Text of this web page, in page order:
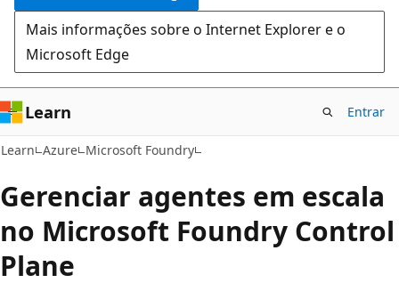
Mais informações sobre o Internet Explorer e o
Microsoft Edge
Learn Entrar
Learn Azure Microsoft Foundry
Gerenciar agentes em escala
no Microsoft Foundry Control
Plane